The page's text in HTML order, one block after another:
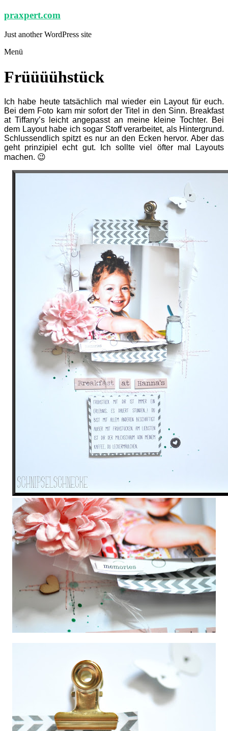
Zum
Inhalt
springen
praxpert.com
Just another WordPress site
Menü
Früüüühstück
Ich habe heute tatsächlich mal wieder ein Layout für euch.
Bei dem Foto kam mir sofort der Titel in den Sinn. Breakfast
at Tiffany’s leicht angepasst an meine kleine Tochter. Bei
dem Layout habe ich sogar Stoff verarbeitet, als Hintergrund.
Schlussendlich spitzt es nur an den Ecken hervor. Aber das
geht prinzipiel echt gut. Ich sollte viel öfter mal Layouts
machen. 😉